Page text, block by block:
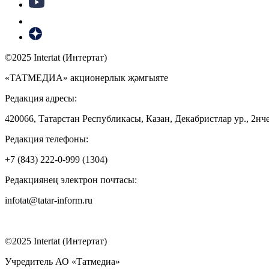
©2025 Intertat (Интертат)
«ТАТМЕДИА» акционерлык җәмгыяте
Редакция адресы:
420066, Татарстан Республикасы, Казан, Декабристлар ур.,
Редакция телефоны:
+7 (843) 222-0-999 (1304)
Редакциянең электрон почтасы:
infotat@tatar-inform.ru
©2025 Intertat (Интертат)
Учредитель АО «Татмедиа»